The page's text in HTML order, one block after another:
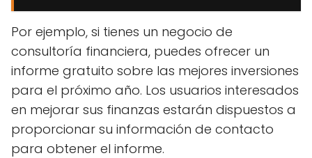
Por ejemplo, si tienes un negocio de
consultoría financiera, puedes ofrecer un
informe gratuito sobre las mejores inversiones
para el próximo año. Los usuarios interesados
​​en mejorar sus finanzas estarán dispuestos a
proporcionar su información de contacto
para obtener el informe.